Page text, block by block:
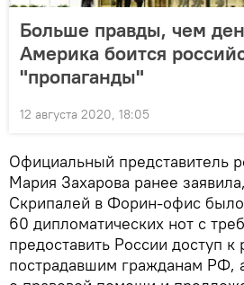
Больше правды, чем
Америка боится
"пропаганды"
12 августа 2020, 18:05
Официальный представитель
Мария Захарова ранее
Скрипалей в Форин-офис
60 дипломатических нот с
предоставить России доступ к
пострадавшим гражданам РФ,